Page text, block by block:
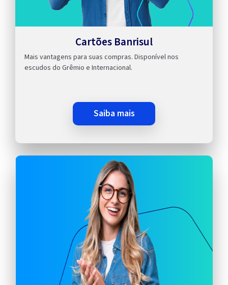
Cartões Banrisul
Mais vantagens para suas compras. Disponível nos
escudos do Grêmio e Internacional.
saiba mais